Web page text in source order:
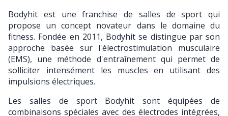
Bodyhit est une franchise de salles de sport qui
propose un concept novateur dans le domaine du
fitness. Fondée en 2011, Bodyhit se distingue par son
approche basée sur l'électrostimulation musculaire
(EMS), une méthode d'entraînement qui permet de
solliciter intensément les muscles en utilisant des
impulsions électriques.
Les salles de sport Bodyhit sont équipées de
combinaisons spéciales avec des électrodes intégrées,